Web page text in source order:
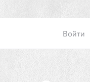
Войти